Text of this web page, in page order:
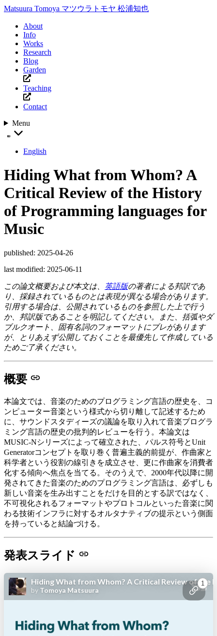
Matsuura Tomoya マツウラトモヤ 松浦知也
About
Info
Works
Research
Blog
Garden
Teaching
Contact
Menu
English
Hiding What from Whom? A
Critical Review of the History
of Programming languages for
Music
published: 2025-04-26
last modified: 2025-06-11
この論文概要および本文は、 英語版の著者による邦訳であ
り、採録されているものとは表現が異なる場合があります。
引用する場合は、公開されているものを参照した上で行う
か、邦訳版であることを明記してください。また、括弧やダ
ブルクオート、固有名詞のフォーマットにブレがあります
が、とりあえず公開しておくことを最優先して作成している
ためご了承ください。
概要
本論文では、音楽のためのプログラミング言語の歴史を、コ
ンピューター音楽という様式から切り離して記述するため
に、サウンドスタディーズの議論を取り入れて音楽プログラ
ミング言語の歴史の批判的レビューを行う。本論文は
MUSIC-Nシリーズによって確立された、パルス符号とUnit
Generatorコンセプトを取り巻く普遍主義的前提が、作曲家と
科学者という役割の線引きを成立させ、更に作曲家を消費者
化する傾向へ焦点を当てる。そのうえで、2000年代以降に開
発されてきた音楽のためのプログラミング言語は、必ずしも
新しい音楽を生み出すことをだけを目的とする訳ではなく、
不可視化されるフォーマットやプロトコルといった音楽に関
わる技術インフラに対するオルタナティブの提示という側面
を持っていると結論づける。
発表スライド